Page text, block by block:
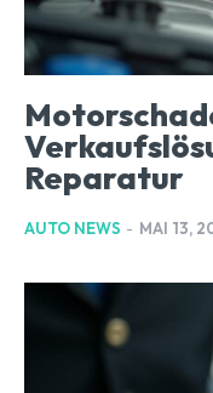
Reparatur
AUTO NEWS - MAI 13,